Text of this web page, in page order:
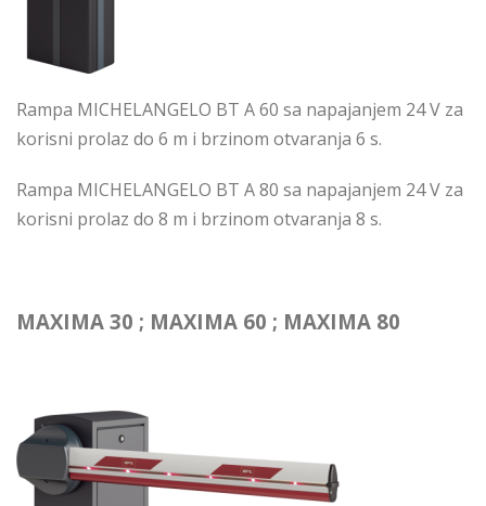
Rampa MICHELANGELO BT A 60 sa napajanjem 24 V za
korisni prolaz do 6 m i brzinom otvaranja 6 s.
Rampa MICHELANGELO BT A 80 sa napajanjem 24 V za
korisni prolaz do 8 m i brzinom otvaranja 8 s.
MAXIMA 30 ; MAXIMA 60 ; MAXIMA 80